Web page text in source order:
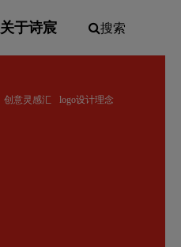
关于诗宸 搜索
创意灵感汇
logo设计理念